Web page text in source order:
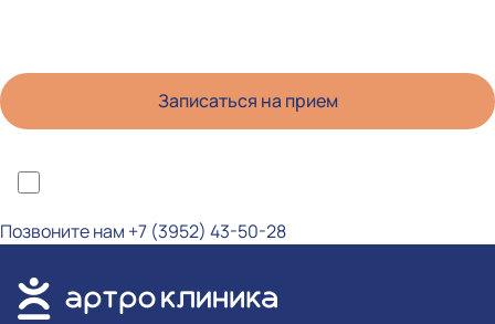
Позвоните нам +7 (3952) 43-50-28